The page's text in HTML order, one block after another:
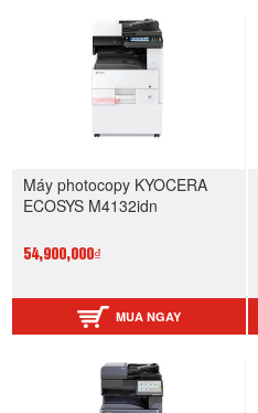
Máy photocopy KYOCERA
ECOSYS M4132idn
54,900,000₫
MUA NGAY